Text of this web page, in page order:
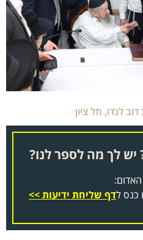
לנדו,תל ציון
לך מה לספר לנו?
לדף שליחת ידיעות >>